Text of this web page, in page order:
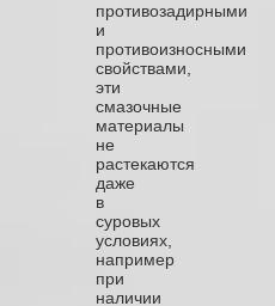
противозадирными
и
противоизносными
свойствами,
эти
смазочные
материалы
не
растекаются
даже
в
суровых
условиях,
например
при
наличии